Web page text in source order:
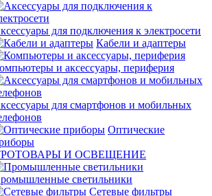
для подключения к электросети
Кабели и адаптеры
и аксессуары, периферия
для смартфонов и мобильных
Оптические
И ОСВЕЩЕНИЕ
светильники
Сетевые фильтры